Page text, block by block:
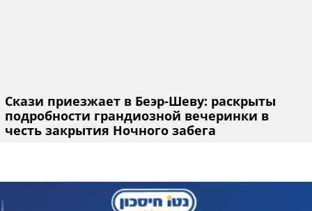
Скази приезжает в Беэр-Шеву: раскрыты
подробности грандиозной вечеринки в
честь закрытия Ночного забега